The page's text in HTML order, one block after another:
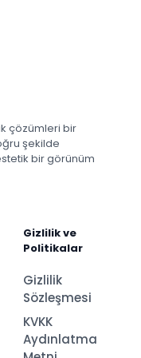
çözümleri bir
şekilde
bir görünüm
Gizlilik ve
Politikalar
Gizlilik
Sözleşmesi
KVKK
Aydınlatma